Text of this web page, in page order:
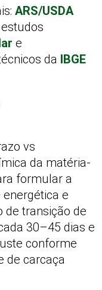
ARS/USDA
e
da IBGE
vs
da matéria-
formular a
e
de transição de
30–45 dias e
conforme
de carcaça